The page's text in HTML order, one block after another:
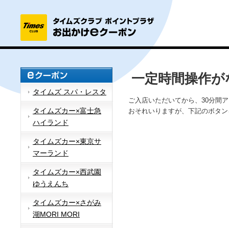
タイムズ スパ・レスタ
タイムズカー×富士急
ハイランド
タイムズカー×東京サ
マーランド
タイムズカー×西武園
ゆうえんち
タイムズカー×さがみ
湖MORI MORI
一定時間操作
ご入店いただいてから、30分間
おそれいりますが、下記のボタ